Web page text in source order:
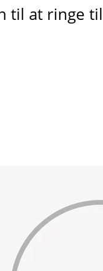
til at ringe